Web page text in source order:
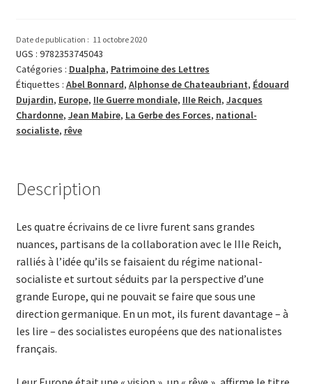
Date de publication : 11 octobre 2020
UGS : 9782353745043
Catégories : Dualpha, Patrimoine des Lettres
Étiquettes : Abel Bonnard, Alphonse de Chateaubriant, Édouard
Dujardin, Europe, IIe Guerre mon­diale, IIIe Reich, Jacques
Chardonne, Jean Mabire, La Gerbe des Forces, national-
socialiste, rêve
Description
Les quatre écrivains de ce livre furent sans grandes
nuances, partisans de la collaboration avec le IIIe Reich,
ralliés à l’idée qu’ils se faisaient du régime national-
socialiste et surtout séduits par la perspective d’une
grande Europe, qui ne pouvait se faire que sous une
direction germanique. En un mot, ils furent davantage – à
les lire – des socialistes européens que des nationalistes
français.